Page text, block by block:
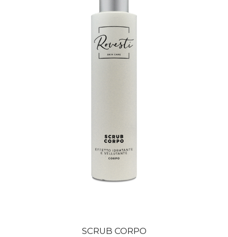
SCRUB CORPO